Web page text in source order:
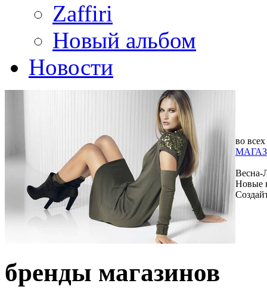
Zaffiri
Новый альбом
Новости
во всех
Весна-
Новые
бренды магазинов